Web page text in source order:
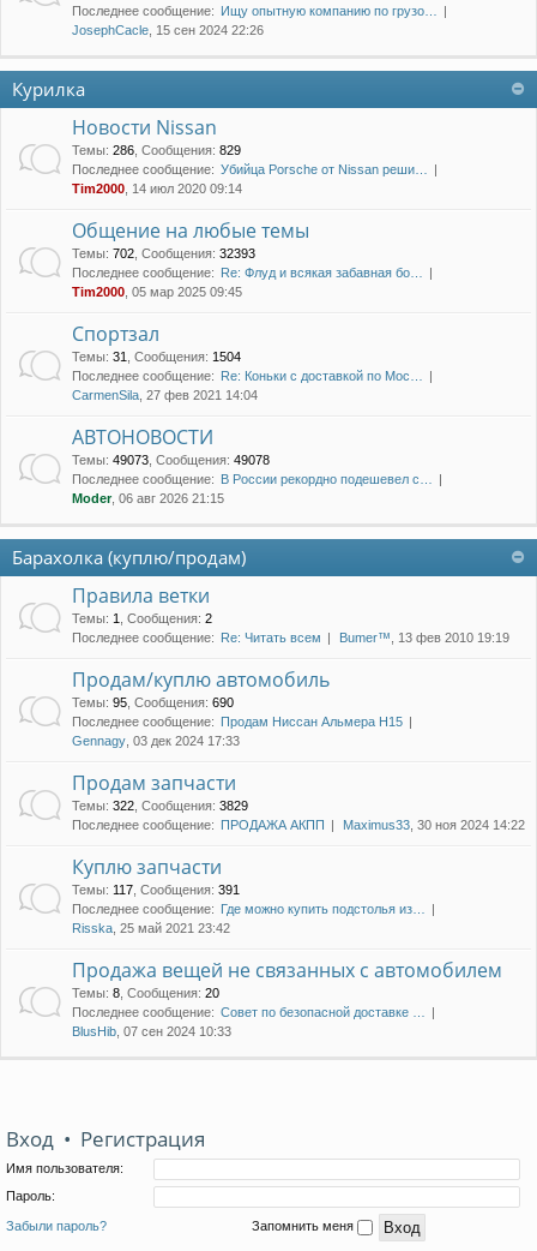
Последнее сообщение: Ищу опытную компанию по грузо…
JosephCacle , 15 сен 2024 22:26
Курилка
Новости Nissan
Темы: 286 Сообщения: 829
Последнее сообщение: Убийца Porsche от Nissan реши…
Tim2000 , 14 июл 2020 09:14
Общение на любые темы
Темы: 702 Сообщения: 32393
Последнее сообщение: Re: Флуд и всякая забавная бо…
Tim2000 , 05 мар 2025 09:45
Спортзал
Темы: 31 Сообщения: 1504
Последнее сообщение: Re: Коньки с доставкой по Мос…
CarmenSila , 27 фев 2021 14:04
АВТОНОВОСТИ
Темы: 49073 Сообщения: 49078
Последнее сообщение: В России рекордно подешевел с…
Moder, 06 авг 2026 21:15
Барахолка (куплю/продам)
Правила ветки
Темы: 1 Сообщения: 2
Последнее сообщение: Re: Читать всем Bumer™ , 13 фев 2010 19:19
Продам/куплю автомобиль
Темы: 95 Сообщения: 690
Последнее сообщение: Продам Ниссан Альмера Н15
Gennagy , 03 дек 2024 17:33
Продам запчасти
Темы: 322 Сообщения: 3829
Последнее сообщение: ПРОДАЖА АКПП Maximus33 , 30 ноя 2024 14:22
Куплю запчасти
Темы: 117 Сообщения: 391
Последнее сообщение: Где можно купить подстолья из…
Risska , 25 май 2021 23:42
Продажа вещей не связанных с автомобилем
Темы: 8 Сообщения: 20
Последнее сообщение: Совет по безопасной доставке …
BlusHib , 07 сен 2024 10:33
Вход • Регистрация
Имя пользователя:
Пароль:
Забыли пароль? Запомнить меня